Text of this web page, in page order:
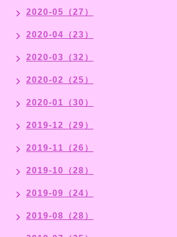
2020-05（27）
2020-04（23）
2020-03（32）
2020-02（25）
2020-01（30）
2019-12（29）
2019-11（26）
2019-10（28）
2019-09（24）
2019-08（28）